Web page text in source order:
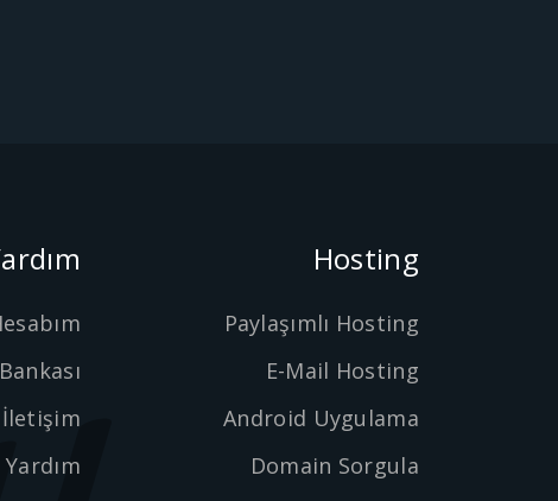
Hosting
Paylaşımlı Hosting
E-Mail Hosting
Android Uygulama
Domain Sorgula
İletişim
Yardım